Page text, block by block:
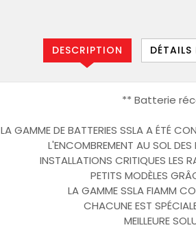
DESCRIPTION
** Batterie
LA GAMME DE BATTERIES SSLA A ÉTÉ
L'ENCOMBREMENT AU SOL DES
INSTALLATIONS CRITIQUES LES
PETITS MODÈLES
LA GAMME SSLA FIAMM
CHACUNE EST
MEILLEURE